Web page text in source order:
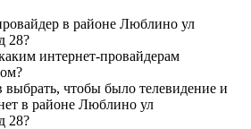
в районе Люблино ул
28?
интернет-провайдерам
выбрать, чтобы было телевидение и
в районе Люблино ул
28?